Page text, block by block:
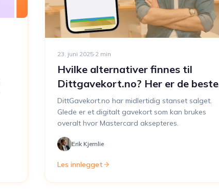
23. juni 2025·2 min
Hvilke alternativer finnes til
Dittgavekort.no? Her er de beste
løsningene i 2025
DittGavekort.no har midlertidig stanset salget.
Glede er et digitalt gavekort som kan brukes
overalt hvor Mastercard aksepteres.
Erik Kjernlie
Les innlegget